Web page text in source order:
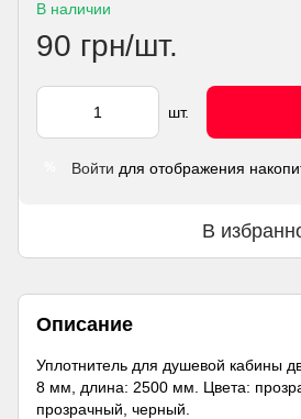
В наличии
90 грн/шт.
шт.
Войти для отображения
В
Описание
Уплотнитель для душевой кабины
8 мм, длина: 2500 мм. Цвета:
прозрачный, черный.